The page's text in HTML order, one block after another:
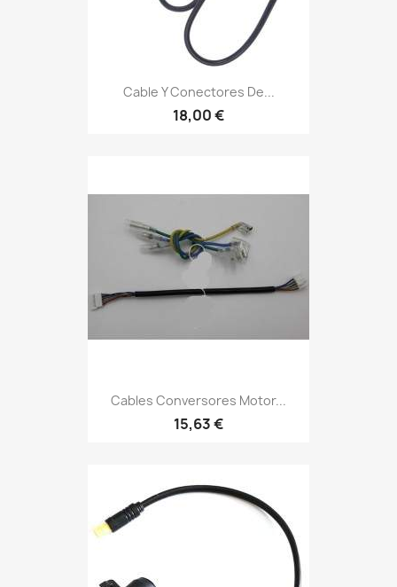
Cable Y Conectores De...
18,00 €
Cables Conversores Motor...
15,63 €